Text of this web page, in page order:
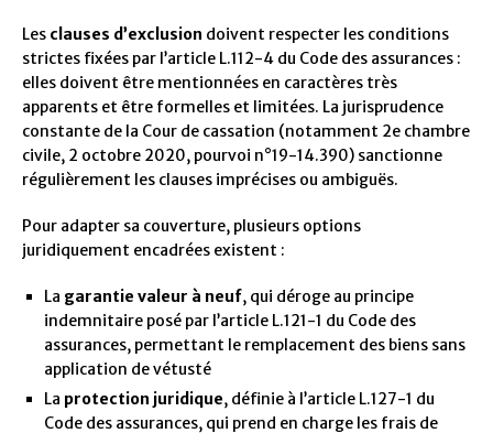
Les clauses d’exclusion doivent respecter les conditions
strictes fixées par l’article L.112-4 du Code des assurances :
elles doivent être mentionnées en caractères très
apparents et être formelles et limitées. La jurisprudence
constante de la Cour de cassation (notamment 2e chambre
civile, 2 octobre 2020, pourvoi n°19-14.390) sanctionne
régulièrement les clauses imprécises ou ambiguës.
Pour adapter sa couverture, plusieurs options
juridiquement encadrées existent :
La garantie valeur à neuf, qui déroge au principe
indemnitaire posé par l’article L.121-1 du Code des
assurances, permettant le remplacement des biens sans
application de vétusté
La protection juridique, définie à l’article L.127-1 du
Code des assurances, qui prend en charge les frais de